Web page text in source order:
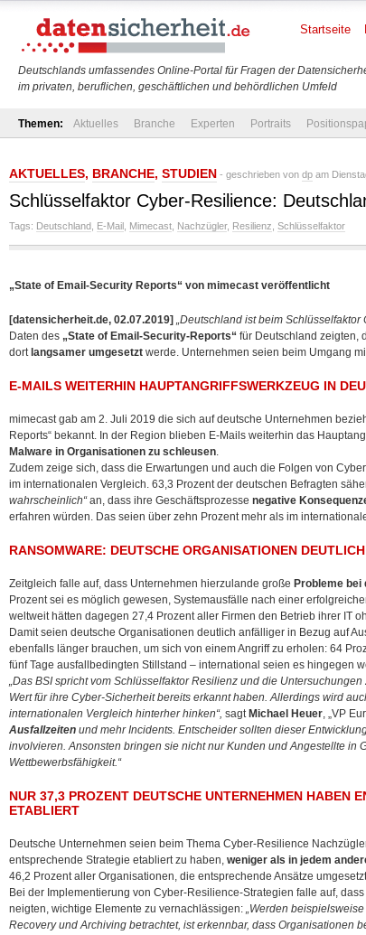
Deutschlands umfassendes Online-Portal für Fragen der
im privaten, beruflichen, geschäftlichen und behördlichen Umfeld
Startseite
Themen: Aktuelles Branche Experten Portraits
AKTUELLES, BRANCHE, STUDIEN - geschrieben von dp am
Schlüsselfaktor Cyber-Resilience:
Tags: Deutschland E-Mail Mimecast Nachzügler, Resilienz Schlüsselfaktor
„State of Email-Security Reports“ von mimecast veröffentlicht
[datensicherheit.de, 02.07.2019] „Deutschland ist beim
Daten des „State of Email-Security-Reports“ für Deutschland zeigten,
dort langsamer umgesetzt werde. Unternehmen seien beim Umgang
E-MAILS WEITERHIN HAUPTANGRIFFSWERKZEUG IN
mimecast gab am 2. Juli 2019 die sich auf deutsche Unternehmen
Reports“ bekannt. In der Region blieben E-Mails weiterhin das
Malware in Organisationen zu schleusen.
Zudem zeige sich, dass die Erwartungen und auch die Folgen von
im internationalen Vergleich. 63,3 Prozent der deutschen Befragten
wahrscheinlich“an, dass ihre Geschäftsprozesse negative
erfahren würden. Das seien über zehn Prozent mehr als im
RANSOMWARE: DEUTSCHE ORGANISATIONEN
Zeitgleich falle auf, dass Unternehmen hierzulande große Probleme
Prozent sei es möglich gewesen, Systemausfälle nach einer
weltweit hätten dagegen 27,4 Prozent aller Firmen den Betrieb ihrer IT
Damit seien deutsche Organisationen deutlich anfälliger in Bezug auf
ebenfalls länger brauchen, um sich von einem Angriff zu erholen: 64
fünf Tage ausfallbedingten Stillstand – international seien es hingegen
„Das BSI spricht vom Schlüsselfaktor Resilienz und die
Wert für ihre Cyber-Sicherheit bereits erkannt haben. Allerdings wird
internationalen Vergleich hinterher hinken“, sagt Michael Heuer, „VP
Ausfallzeiten und mehr Incidents. Entscheider sollten dieser
involvieren. Ansonsten bringen sie nicht nur Kunden und Angestellte in
Wettbewerbsfähigkeit.“
NUR 37,3 PROZENT DEUTSCHE UNTERNEHMEN HABEN
ETABLIERT
Deutsche Unternehmen seien beim Thema Cyber-Resilience
entsprechende Strategie etabliert zu haben, weniger als in jedem
46,2 Prozent aller Organisationen, die entsprechende Ansätze
Bei der Implementierung von Cyber-Resilience-Strategien falle auf,
neigten, wichtige Elemente zu vernachlässigen: „Werden
Recovery und Archiving betrachtet, ist erkennbar, dass Organisationen